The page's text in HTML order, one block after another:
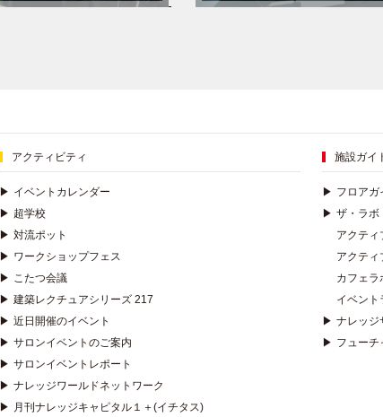
アクティビティ
▶ イベントカレンダー
▶ 超学校
▶ 対流ポット
▶ ワークショップフェス
▶ こたつ会議
▶ 建築レクチュアシリーズ 217
▶ 近日開催のイベント
▶ サロンイベントのご案内
▶ サロンイベントレポート
▶ ナレッジワールドネットワーク
▶ 月刊ナレッジキャピタル１＋(イチタス)
施設ガイ
▶ フロアガ
▶ ザ・ラボ
アクティ
アクティ
カフェラ
イベント
▶ ナレッジ
▶ フューチ